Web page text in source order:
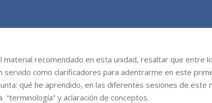
material recomendado en esta unidad, resaltar que entre
servido como clarificadores para adentrarme en este
qué he aprendido, en las diferentes sesiones de este
y aclaración de conceptos.